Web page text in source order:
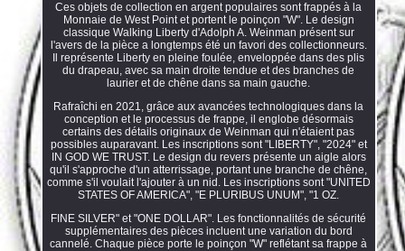
Ces objets de collection en argent populaires sont frappés à la
Monnaie de West Point et portent le poinçon "W". Le design
classique Walking Liberty d'Adolph A. Weinman présent sur
l'avers de la pièce a longtemps été un favori des collectionneurs.
Il représente Liberty en pleine foulée, enveloppée dans des plis
du drapeau, avec sa main droite tendue et des branches de
laurier et de chêne dans sa main gauche.
Rafraîchi en 2021, grâce aux avancées technologiques dans la
conception et le processus de frappe, il englobe désormais
certains des détails originaux de Weinman qui n'étaient pas
possibles auparavant. Les inscriptions sont "LIBERTY", "2024" et
IN GOD WE TRUST. Le design du revers présente un aigle alors
qu'il s'approche d'un atterrissage, portant une branche de chêne,
comme s'il voulait l'ajouter à un nid. Les inscriptions sont "UNITED
STATES OF AMERICA", "E PLURIBUS UNUM", "1 OZ.
FINE SILVER" et "ONE DOLLAR". Les fonctionnalités de sécurité
supplémentaires des pièces incluent une variation du bord
cannelé. Chaque pièce porte le poinçon "W" reflétant sa frappe à